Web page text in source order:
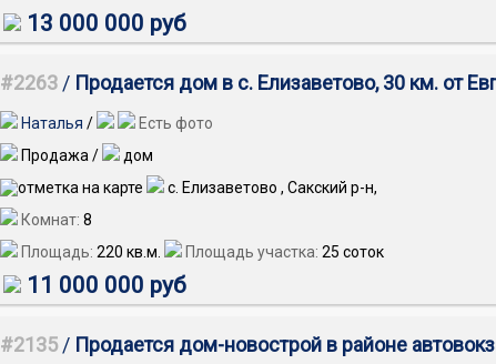
13 000 000 руб
#2263 / Продается дом в с. Елизаветово, 30 км. от
Наталья /
Есть фото
Продажа /
дом
с. Елизаветово , Сакский р-н,
Комнат: 8
Площадь: 220 кв.м. Площадь участка: 25 соток
11 000 000 руб
#2135 / Продается дом-новострой в районе